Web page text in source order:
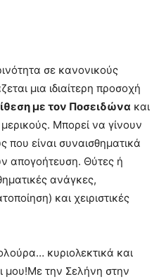
σε κανονικούς
μια ιδιαίτερη προσοχή
με τον Ποσειδώνα και
Μπορεί να γίνουν
που είναι συναισθηματικά
απογοήτευση. Θύτες ή
ανάγκες,
και χειριστικές
κυριολεκτικά και
μου!Με την Σελήνη στην